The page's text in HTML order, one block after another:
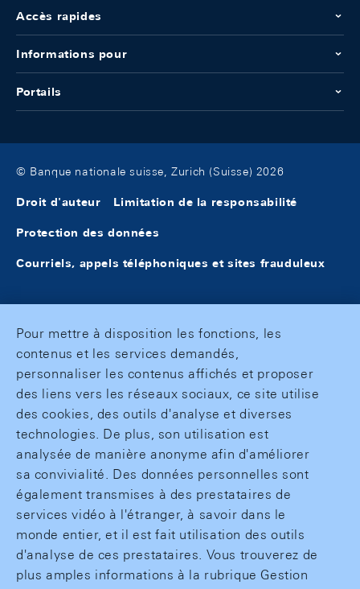
Accès rapides
Informations pour
Portails
© Banque nationale suisse, Zurich (Suisse) 2026
Droit d'auteur Limitation de la responsabilité
Protection des données
Courriels, appels téléphoniques et sites frauduleux
Pour mettre à disposition les fonctions, les
contenus et les services demandés,
personnaliser les contenus affichés et proposer
des liens vers les réseaux sociaux, ce site utilise
des cookies, des outils d'analyse et diverses
technologies. De plus, son utilisation est
analysée de manière anonyme afin d'améliorer
sa convivialité. Des données personnelles sont
également transmises à des prestataires de
services vidéo à l'étranger, à savoir dans le
monde entier, et il est fait utilisation des outils
d'analyse de ces prestataires. Vous trouverez de
plus amples informations à la rubrique Gestion